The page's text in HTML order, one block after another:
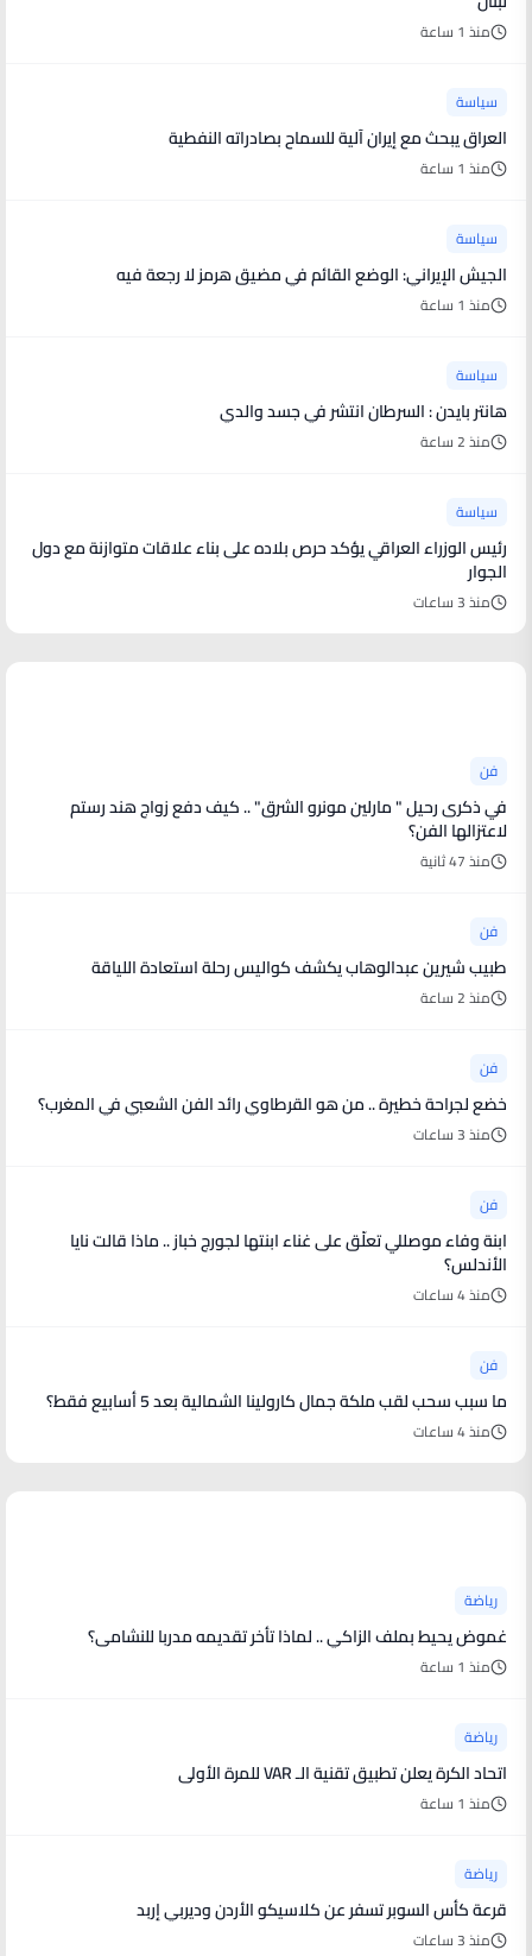
منذ 1 ساعة
سياسة
العراق يبحث مع إيران آلية للسماح بصادراته النفطية
منذ 1 ساعة
سياسة
الجيش الإيراني: الوضع القائم في مضيق هرمز لا رجعة فيه
منذ 1 ساعة
سياسة
هانتر بايدن : السرطان انتشر في جسد والدي
منذ 2 ساعة
سياسة
رئيس الوزراء العراقي يؤكد حرص بلاده على بناء علاقات متوازنة مع دول
الجوار
منذ 3 ساعات
فن
في ذكرى رحيل " مارلين مونرو الشرق" .. كيف دفع زواج هند رستم
لاعتزالها الفن؟
منذ 47 ثانية
فن
طبيب شيرين عبدالوهاب يكشف كواليس رحلة استعادة اللياقة
منذ 2 ساعة
فن
خضع لجراحة خطيرة .. من هو القرطاوي رائد الفن الشعبي في المغرب؟
منذ 3 ساعات
فن
ابنة وفاء موصللي تعلّق على غناء ابنتها لجورج خباز .. ماذا قالت نايا
الأندلس؟
منذ 4 ساعات
فن
ما سبب سحب لقب ملكة جمال كارولينا الشمالية بعد 5 أسابيع فقط؟
منذ 4 ساعات
رياضة
غموض يحيط بملف الزاكي .. لماذا تأخر تقديمه مدربا للنشامى؟
منذ 1 ساعة
رياضة
اتحاد الكرة يعلن تطبيق تقنية الـ VAR للمرة الأولى
منذ 1 ساعة
رياضة
قرعة كأس السوبر تسفر عن كلاسيكو الأردن وديربي إربد
منذ 3 ساعات